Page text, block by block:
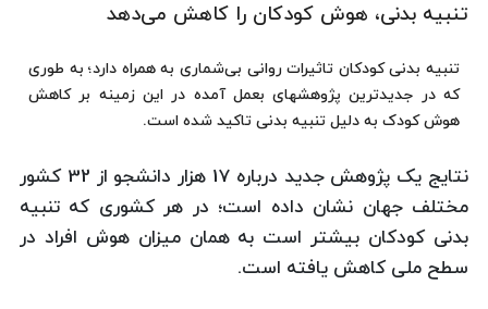
تنبیه بدنی، هوش کودکان را کاهش می‌دهد
تنبیه بدنی کودکان تاثیرات روانی بی‌شماری به همراه دارد؛ به طوری
كه در جدیدترین پژوهشهای بعمل آمده در این زمینه بر کاهش
هوش کودک به دلیل تنبیه بدنی تاکید شده است.
نتایج یک پژوهش جدید درباره 17 هزار دانشجو از 32 کشور
مختلف جهان نشان داده است؛ در هر کشوری که تنبیه
بدنی کودکان بیشتر است به همان میزان هوش افراد در
سطح ملی کاهش یافته است.